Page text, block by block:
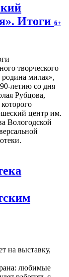
Итоги 6+
творческого
милая»,
летию со дня
Рубцова,
центр им.
Вологодской
любимые